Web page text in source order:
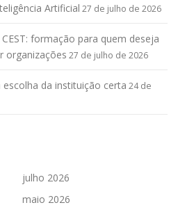
Artificial 27 de julho de 2026
formação para quem deseja
organizações 27 de julho de 2026
da instituição certa 24 de
julho 2026
maio 2026